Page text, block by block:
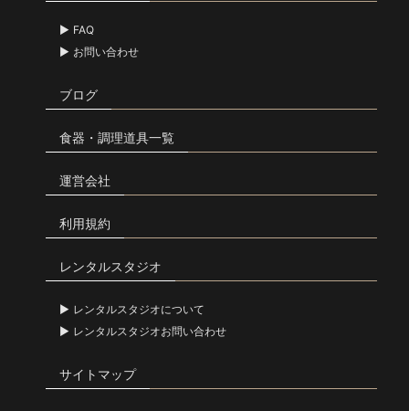
FAQ
お問い合わせ
ブログ
食器・調理道具一覧
運営会社
利用規約
レンタルスタジオ
レンタルスタジオについて
レンタルスタジオお問い合わせ
サイトマップ